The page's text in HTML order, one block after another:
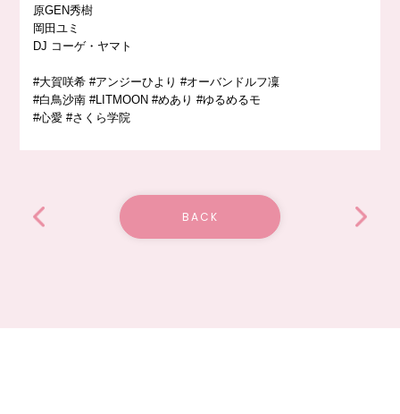
原GEN秀樹
岡田ユミ
DJ コーゲ・ヤマト
#大賀咲希 #アンジーひより #オーバンドルフ凜
#白鳥沙南 #LITMOON #めあり #ゆるめるモ
#心愛 #さくら学院
BACK